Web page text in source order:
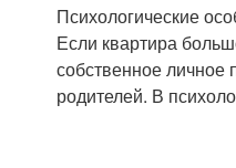
Психологические
Если квартира
собственное личное
родителей. В